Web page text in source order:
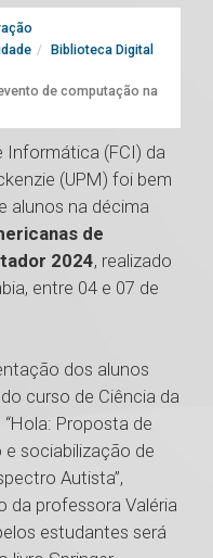
Biblioteca Digital
de computação na
Informática (FCI) da
(UPM) foi bem
alunos na décima
de
2024, realizado
entre 04 e 07 de
dos alunos
curso de Ciência da
Proposta de
sociabilização de
Autista”,
da professora Valéria
estudantes será